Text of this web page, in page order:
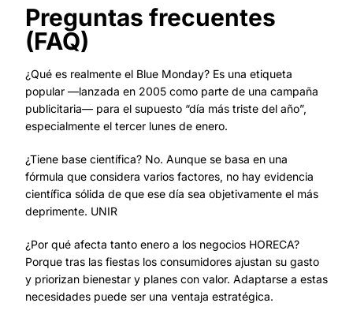
Preguntas frecuentes
(FAQ)
¿Qué es realmente el Blue Monday? Es una etiqueta
popular —lanzada en 2005 como parte de una campaña
publicitaria— para el supuesto “día más triste del año”,
especialmente el tercer lunes de enero.
¿Tiene base científica? No. Aunque se basa en una
fórmula que considera varios factores, no hay evidencia
científica sólida de que ese día sea objetivamente el más
deprimente. UNIR
¿Por qué afecta tanto enero a los negocios HORECA?
Porque tras las fiestas los consumidores ajustan su gasto
y priorizan bienestar y planes con valor. Adaptarse a estas
necesidades puede ser una ventaja estratégica.